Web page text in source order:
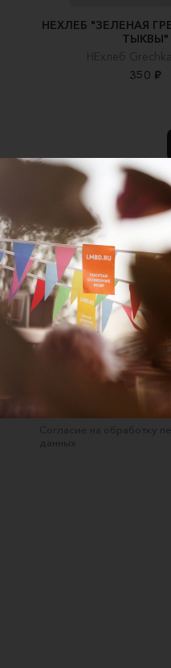
НЕХЛЕБ "ЗЕЛЕНАЯ
ТЫКВЫ"
НЕхлеб
350 ₽
Соглашение об оказании
Правила сайта
Оферта для продавцов
Оферта для покупателей
Согласие на обработку
данных